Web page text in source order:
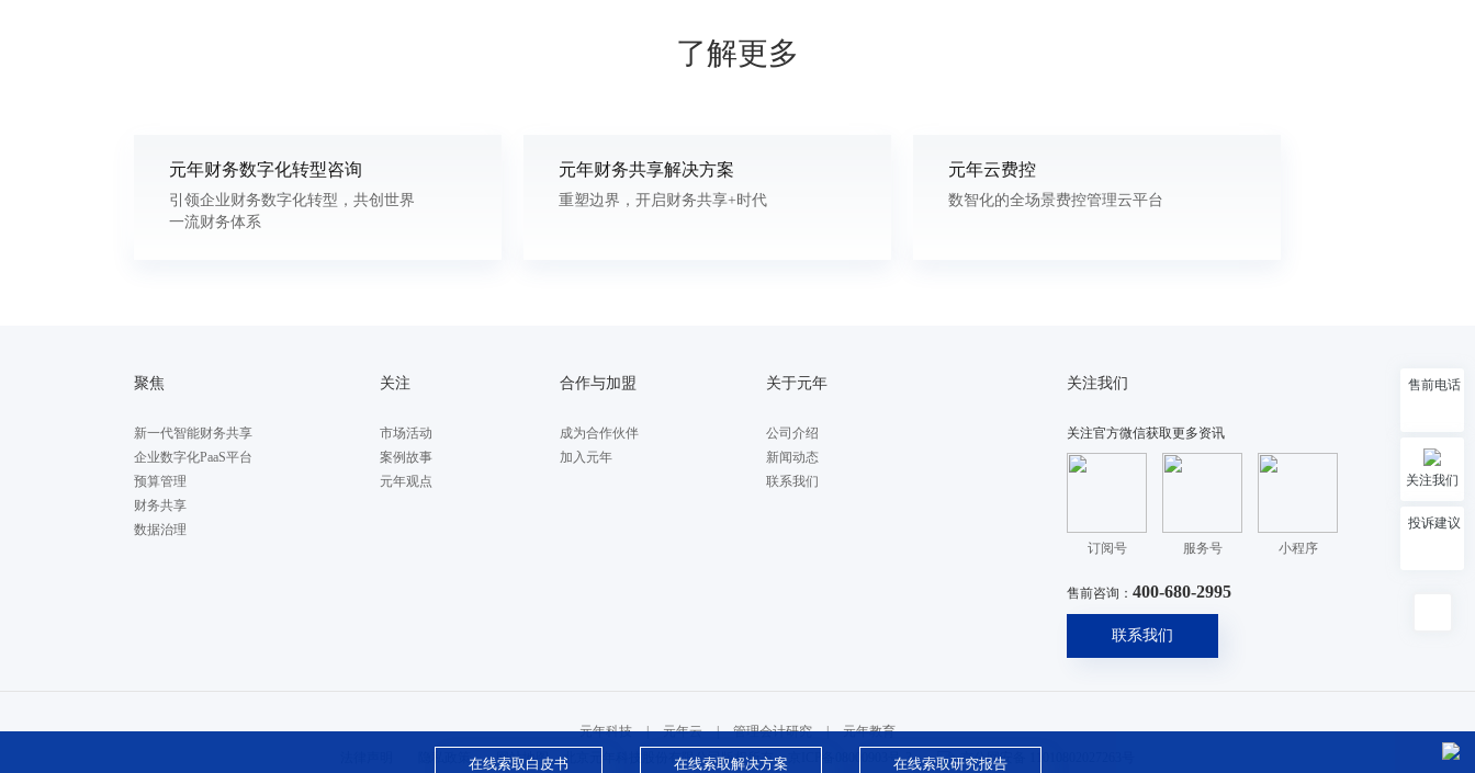
了解更多
元年财务数字化转型咨询
引领企业财务数字化转型，共创世界
一流财务体系
元年财务共享解决方案
重塑边界，开启财务共享+时代
元年云费控
数智化的全场景费控管理云平台
售前电话
关注我们
投诉建议
在线索取白皮书 在线索取解决方案 在线索取研究报告
聚焦
新一代智能财务共享
企业数字化PaaS平台
预算管理
财务共享
数据治理
关注
市场活动
案例故事
元年观点
合作与加盟
成为合作伙伴
加入元年
关于元年
公司介绍
新闻动态
联系我们
关注我们
关注官方微信获取更多资讯
订阅号 服务号 小程序
售前咨询： 400-680-2995
联系我们
元年科技 | 元年云 | 管理会计研究 |
元年教育
隐私政策 网站地图 北京元年科技股份有限公司版权所有 京ICP备08000903号-3 京公网安备 11010802027263号